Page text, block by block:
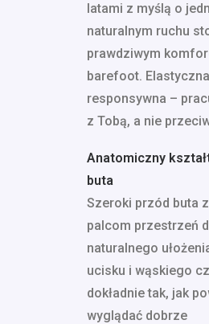
latami z myślą o
naturalnym ruchu
prawdziwym
barefoot.
responsywna –
z Tobą, a nie
Anatomiczny
buta
Szeroki przód buta
palcom przestrzeń
naturalnego
ucisku i wąskiego
dokładnie tak, jak
wyglądać dobrze